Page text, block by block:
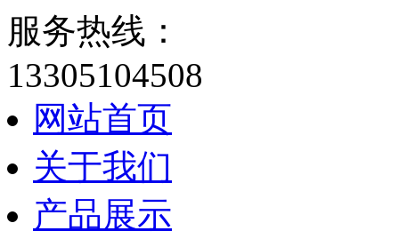
服务热线：
13305104508
网站首页
关于我们
产品展示